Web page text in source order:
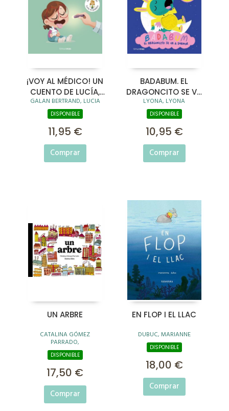
¡VOY AL MÉDICO! UN
CUENTO DE LUCÍA,
MI PEDIATRA
GALAN BERTRAND, LUCIA
DISPONIBLE
11,95 €
Comprar
BADABUM. EL
DRAGONCITO SE VA
A DORMIR
LYONA, LYONA
DISPONIBLE
10,95 €
Comprar
UN ARBRE
CATALINA GÓMEZ
PARRADO,
DISPONIBLE
17,50 €
Comprar
EN FLOP I EL LLAC
DUBUC, MARIANNE
DISPONIBLE
18,00 €
Comprar